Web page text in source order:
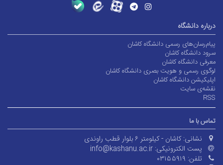
درباره دانشگاه
پیام‌رسان‌های رسمی دانشگاه کاشان
سرود دانشگاه کاشان
معرفی دانشگاه کاشان
لوگوی رسمی و هویت بصری دانشگاه کاشان
اپلیکیشن دانشگاه کاشان
نقشه‌ی سایت
RSS
تماس با ما
نشانی: کاشان - کیلومتر ۶ بلوار قطب راوندی
پست الکترونیکی: info@kashanu.ac.ir
تلفن: ۰۳۱۵۵۹۱۹